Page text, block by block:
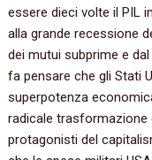
essere dieci volte il PIL
alla grande recessione
dei mutui subprime e
fa pensare che gli Stati
superpotenza
radicale trasformazione
protagonisti del